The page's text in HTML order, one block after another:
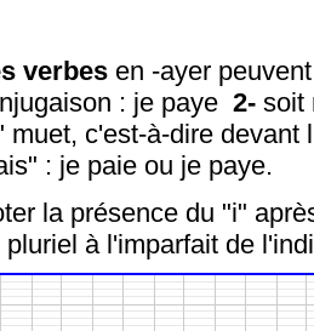
verbes en -ayer
: je paye 2- soit
muet, c'est-à-dire devant
: je paie ou je paye.
la présence du "i"
pluriel à l'imparfait de